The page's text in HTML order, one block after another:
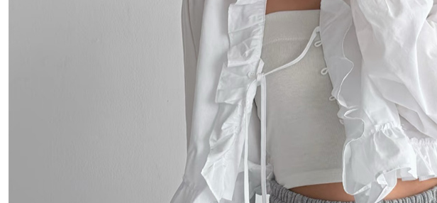
「AFTEE先享後付」，若未經同意申辦者
４．使用「AFTEE先享後付」時，將依據
即時審查核予不同之上限額度；若仍有額
結果請求用戶進行身份認證。
５．嚴禁一人註冊多個帳號或使用他人資
形，恩沛科技股份有限公司將有權停止該
宅配
每筆NT$100，滿NT$1,500(含以上)
海外宅配